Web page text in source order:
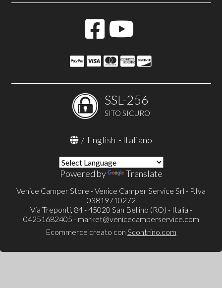
SSL-256
SITO SICURO
/ English - Italiano
Powered by Translate
Venice Camper Store - Venice Camper Service Srl - P.Iva
03819710272
Via Treponti, 84 - 45020 San Bellino (RO) - Italia -
04251682405 - market@venicecamperservice.com
Ecommerce creato con Scontrino.com